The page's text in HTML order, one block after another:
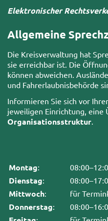
Elektronischer
Allgemeine
Die Kreisverwaltung hat
sie erreichbar ist. Die
können abweichen.
und Fahrerlaubnisbehörde
Informieren Sie sich vor
jeweiligen Einrichtung, eine
Organisationsstruktur.
Montag:
Dienstag:
Mittwoch: für
Donnerstag: